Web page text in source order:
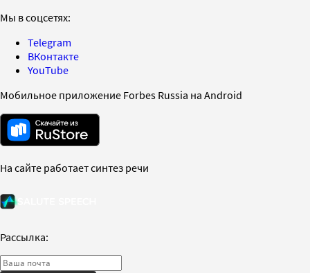
Мы в соцсетях:
Telegram
ВКонтакте
YouTube
Мобильное приложение Forbes Russia на Android
На сайте работает синтез речи
Рассылка: